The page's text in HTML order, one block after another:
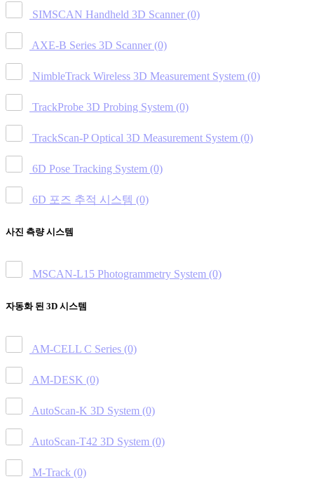
SIMSCAN Handheld 3D Scanner (0)
AXE-B Series 3D Scanner (0)
NimbleTrack Wireless 3D Measurement System (0)
TrackProbe 3D Probing System (0)
TrackScan-P Optical 3D Measurement System (0)
6D Pose Tracking System (0)
6D 포즈 추적 시스템 (0)
사진 측량 시스템
MSCAN-L15 Photogrammetry System (0)
자동화 된 3D 시스템
AM-CELL C Series (0)
AM-DESK (0)
AutoScan-K 3D System (0)
AutoScan-T42 3D System (0)
M-Track (0)